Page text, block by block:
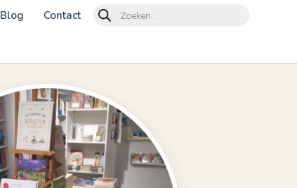
Blog Contact
Products
search